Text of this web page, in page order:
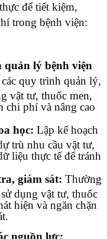
để tiết kiệm,
trong bệnh viện:
lý bệnh viện
quy trình quản lý,
vật tư, thuốc men,
phí và nâng cao
học: Lập kế hoạch
trù nhu cầu vật tư,
liệu thực tế để tránh
giám sát: Thường
dụng vật tư, thuốc
hiện và ngăn chặn
nguồn lực: